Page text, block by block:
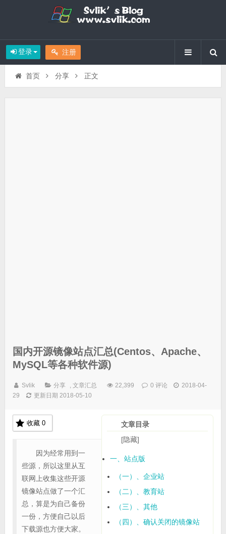
登录 注册
首页 分享 正文
国内开源镜像站点汇总(Centos、Apache、
MySQL等各种软件源)
Svlik 分享 , 文章汇总 22,399 0 评论
2018-04-
29
更新日期 2018-05-10
文章目录
[隐藏]
一、站点版
（一）、企业站
（二）、教育站
（三）、其他
（四）、确认关闭的镜像站
收藏 0
因为经常用到一
些源，所以这里从互
联网上收集这些开源
镜像站点做了一个汇
总，算是为自己备份
一份，方便自己以后
下载源也方便大家。